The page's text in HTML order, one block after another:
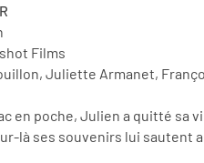
Films
Juliette Armanet,
en poche, Julien a quitté sa
là ses souvenirs lui sautent